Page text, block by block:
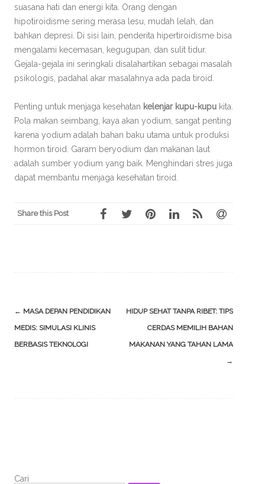
suasana hati dan energi kita. Orang dengan
hipotiroidisme sering merasa lesu, mudah lelah, dan
bahkan depresi. Di sisi lain, penderita hipertiroidisme bisa
mengalami kecemasan, kegugupan, dan sulit tidur.
Gejala-gejala ini seringkali disalahartikan sebagai masalah
psikologis, padahal akar masalahnya ada pada tiroid.
Penting untuk menjaga kesehatan kelenjar kupu-kupu kita.
Pola makan seimbang, kaya akan yodium, sangat penting
karena yodium adalah bahan baku utama untuk produksi
hormon tiroid. Garam beryodium dan makanan laut
adalah sumber yodium yang baik. Menghindari stres juga
dapat membantu menjaga kesehatan tiroid.
Share this Post
Post
navigation
← MASA DEPAN PENDIDIKAN
MEDIS: SIMULASI KLINIS
BERBASIS TEKNOLOGI
HIDUP SEHAT TANPA RIBET: TIPS
CERDAS MEMILIH BAHAN
MAKANAN YANG TAHAN LAMA
→
Cari